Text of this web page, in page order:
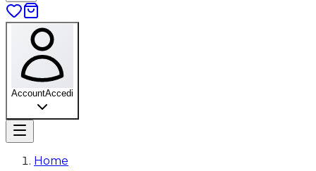
AccountAccedi
Home